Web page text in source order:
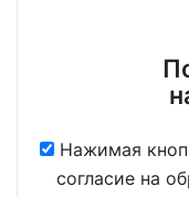
Нажимая
согласие на